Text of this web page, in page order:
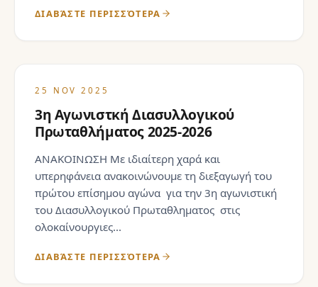
ΔΙΑΒΆΣΤΕ ΠΕΡΙΣΣΌΤΕΡΑ
25 NOV 2025
3η Αγωνιστκή Διασυλλογικού
Πρωταθλήματος 2025-2026
ΑΝΑΚΟΙΝΩΣΗ Με ιδιαίτερη χαρά και
υπερηφάνεια ανακοινώνουμε τη διεξαγωγή του
πρώτου επίσημου αγώνα για την 3η αγωνιστική
του Διασυλλογικού Πρωταθληματος στις
ολοκαίνουργιες...
ΔΙΑΒΆΣΤΕ ΠΕΡΙΣΣΌΤΕΡΑ